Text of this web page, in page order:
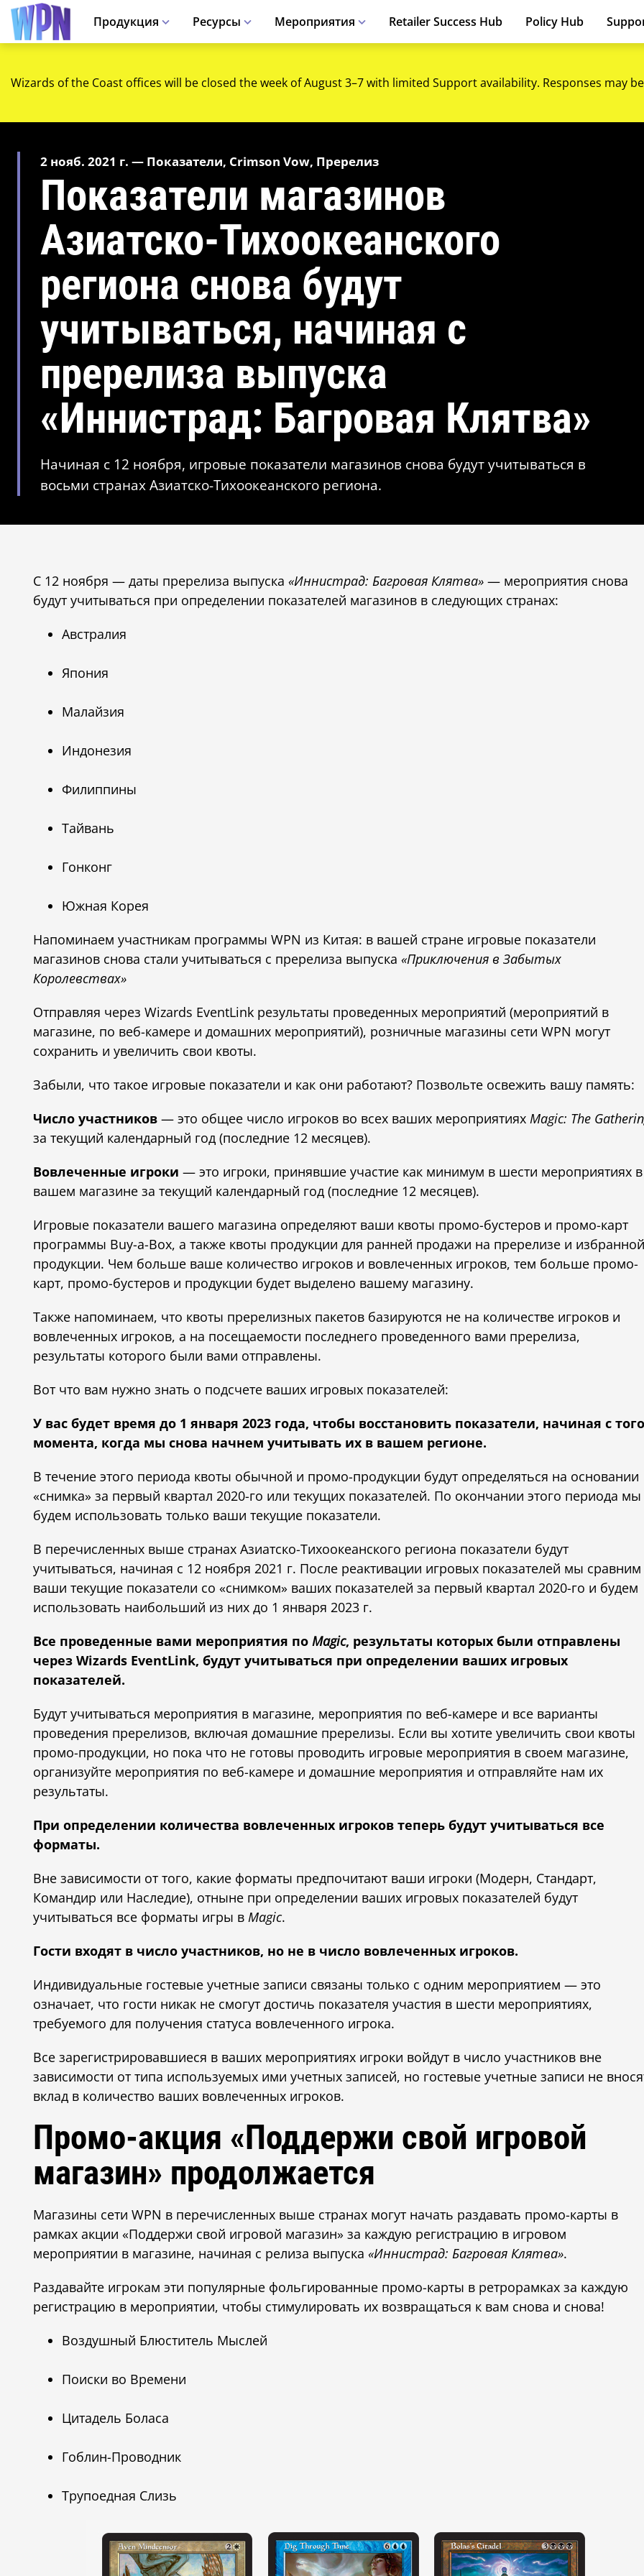
Продукция Ресурсы Мероприятия Retailer Success Hub Policy Hub
Wizards of the Coast offices will be closed the week of August 3–7 with limited Support availability. Responses may
2 нояб. 2021 г. — Показатели, Crimson Vow, Пререлиз
Показатели магазинов
Азиатско-Тихоокеанского
региона снова будут
учитываться, начиная с
пререлиза выпуска
«Иннистрад: Багровая Клятва»
Начиная с 12 ноября, игровые показатели магазинов снова будут учитываться в
восьми странах Азиатско-Тихоокеанского региона.
С 12 ноября — даты пререлиза выпуска «Иннистрад: Багровая Клятва»— мероприятия снова
будут учитываться при определении показателей магазинов в следующих странах:
Австралия
Япония
Малайзия
Индонезия
Филиппины
Тайвань
Гонконг
Южная Корея
Напоминаем участникам программы WPN из Китая: в вашей стране игровые показатели
магазинов снова стали учитываться с пререлиза выпуска «Приключения в Забытых
Королевствах»
Отправляя через Wizards EventLink результаты проведенных мероприятий (мероприятий в
магазине, по веб-камере и домашних мероприятий), розничные магазины сети WPN могут
сохранить и увеличить свои квоты.
Забыли, что такое игровые показатели и как они работают? Позвольте освежить вашу память:
Число участников— это общее число игроков во всех ваших мероприятиях Magic: The
за текущий календарный год (последние 12 месяцев).
Вовлеченные игроки — это игроки, принявшие участие как минимум в шести мероприятиях в
вашем магазине за текущий календарный год (последние 12 месяцев).
Игровые показатели вашего магазина определяют ваши квоты промо-бустеров и промо-карт
программы Buy-a-Box, а также квоты продукции для ранней продажи на пререлизе и избранной
продукции. Чем больше ваше количество игроков и вовлеченных игроков, тем больше промо-
карт, промо-бустеров и продукции будет выделено вашему магазину.
Также напоминаем, что квоты пререлизных пакетов базируются не на количестве игроков и
вовлеченных игроков, а на посещаемости последнего проведенного вами пререлиза,
результаты которого были вами отправлены.
Вот что вам нужно знать о подсчете ваших игровых показателей:
У вас будет время до 1 января 2023 года, чтобы восстановить показатели, начиная с того
момента, когда мы снова начнем учитывать их в вашем регионе.
В течение этого периода квоты обычной и промо-продукции будут определяться на основании
«снимка» за первый квартал 2020-го или текущих показателей. По окончании этого периода мы
будем использовать только ваши текущие показатели.
В перечисленных выше странах Азиатско-Тихоокеанского региона показатели будут
учитываться, начиная с 12 ноября 2021 г. После реактивации игровых показателей мы сравним
ваши текущие показатели со «снимком» ваших показателей за первый квартал 2020-го и будем
использовать наибольший из них до 1 января 2023 г.
Все проведенные вами мероприятия по Magic, результаты которых были отправлены
через Wizards EventLink, будут учитываться при определении ваших игровых
показателей.
Будут учитываться мероприятия в магазине, мероприятия по веб-камере и все варианты
проведения пререлизов, включая домашние пререлизы. Если вы хотите увеличить свои квоты
промо-продукции, но пока что не готовы проводить игровые мероприятия в своем магазине,
организуйте мероприятия по веб-камере и домашние мероприятия и отправляйте нам их
результаты.
При определении количества вовлеченных игроков теперь будут учитываться все
форматы.
Вне зависимости от того, какие форматы предпочитают ваши игроки (Модерн, Стандарт,
Командир или Наследие), отныне при определении ваших игровых показателей будут
учитываться все форматы игры в Magic.
Гости входят в число участников, но не в число вовлеченных игроков.
Индивидуальные гостевые учетные записи связаны только с одним мероприятием — это
означает, что гости никак не смогут достичь показателя участия в шести мероприятиях,
требуемого для получения статуса вовлеченного игрока.
Все зарегистрировавшиеся в ваших мероприятиях игроки войдут в число участников вне
зависимости от типа используемых ими учетных записей, но гостевые учетные записи не
вклад в количество ваших вовлеченных игроков.
Промо-акция «Поддержи свой игровой
магазин» продолжается
Магазины сети WPN в перечисленных выше странах могут начать раздавать промо-карты в
рамках акции «Поддержи свой игровой магазин» за каждую регистрацию в игровом
мероприятии в магазине, начиная с релиза выпуска «Иннистрад: Багровая Клятва».
Раздавайте игрокам эти популярные фольгированные промо-карты в ретрорамках за каждую
регистрацию в мероприятии, чтобы стимулировать их возвращаться к вам снова и снова!
Воздушный Блюститель Мыслей
Поиски во Времени
Цитадель Боласа
Гоблин-Проводник
Трупоедная Слизь